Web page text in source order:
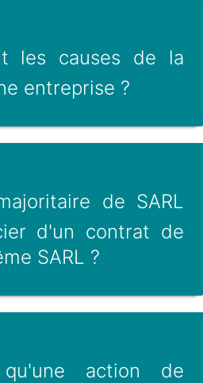
les causes de la
entreprise ?
de SARL
d'un contrat de
SARL ?
action de